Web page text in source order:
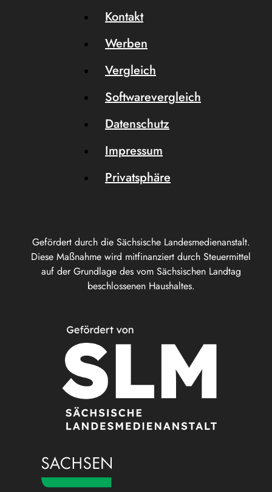
Gefördert durch die Sächsische Landesmedienanstalt.
Diese Maßnahme wird mitfinanziert durch Steuermittel
auf der Grundlage des vom Sächsischen Landtag
beschlossenen Haushaltes.
Kontakt
Werben
Vergleich
Softwarevergleich
Datenschutz
Impressum
Privatsphäre